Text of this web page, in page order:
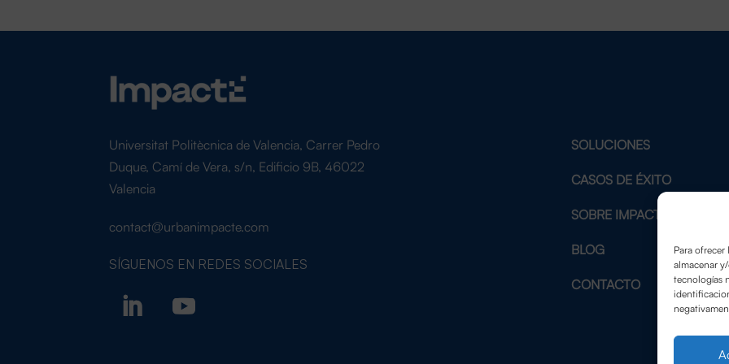
Para
almacenar
tecnologías
Universitat Politècnica de Valencia, Carrer Pedro
Duque, Camí de Vera, s/n, Edificio 9B, 46022
Valencia
contact@urbanimpacte.com
SÍGUENOS EN REDES SOCIALES
SOLUCIONES
CASOS DE ÉXITO
SOBRE IMPACTE
BLOG
CONTACTO